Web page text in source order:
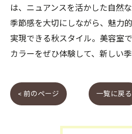
は、ニュアンスを活かした自然
季節感を大切にしながら、魅力
実現できる秋スタイル。美容室
カラーをぜひ体験して、新しい
< 前のページ 一覧に戻る